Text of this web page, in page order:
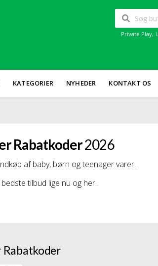
Private Play,
KATEGORIER NYHEDER KONTAKT OS
Rabatkoder2026
af baby, børn og teenager varer.
tilbud lige nu og her.
Rabatkoder